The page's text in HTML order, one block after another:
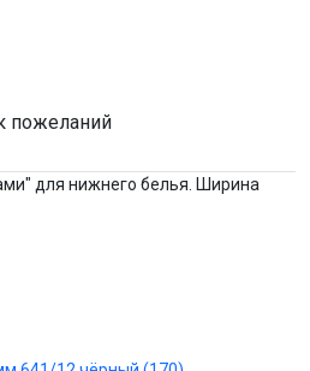
пожеланий
для нижнего белья. Ширина